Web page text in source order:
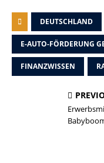
DEUTSCHLAND
E-AUTO-FÖRDERUNG
FINANZWISSEN